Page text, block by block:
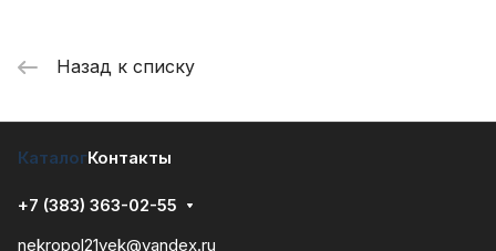
Назад к списку
КаталогКонтакты
+7 (383) 363-02-55
nekropol21vek@yandex.ru